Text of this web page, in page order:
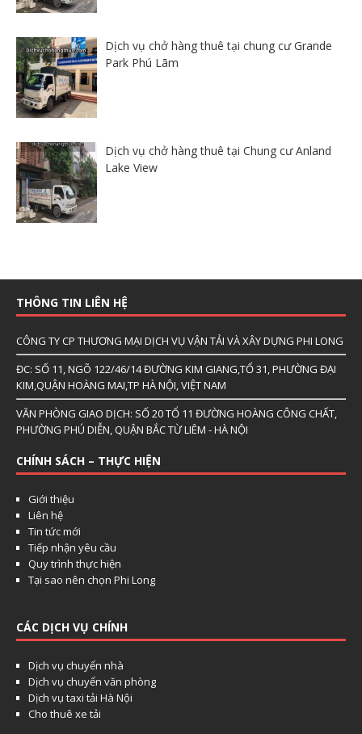
Dịch vụ chở hàng thuê tại chung cư Grande
Park Phú Lãm
Dịch vụ chở hàng thuê tại Chung cư Anland
Lake View
THÔNG TIN LIÊN HỆ
CÔNG TY CP THƯƠNG MẠI DỊCH VỤ VẬN TẢI VÀ XÂY DỰNG PHI LONG
ĐC: SỐ 11, NGÕ 122/46/14 ĐƯỜNG KIM GIANG,TỔ 31, PHƯỜNG ĐẠI
KIM,QUẬN HOÀNG MAI,TP HÀ NỘI, VIỆT NAM
VĂN PHÒNG GIAO DỊCH: SỐ 20 TỔ 11 ĐƯỜNG HOÀNG CÔNG CHẤT,
PHƯỜNG PHÚ DIỄN, QUẬN BẮC TỪ LIÊM - HÀ NỘI
CHÍNH SÁCH – THỰC HIỆN
Giới thiệu
Liên hệ
Tin tức mới
Tiếp nhận yêu cầu
Quy trình thực hiện
Tại sao nên chọn Phi Long
CÁC DỊCH VỤ CHÍNH
Dịch vụ chuyển nhà
Dịch vụ chuyển văn phòng
Dịch vụ taxi tải Hà Nội
Cho thuê xe tải